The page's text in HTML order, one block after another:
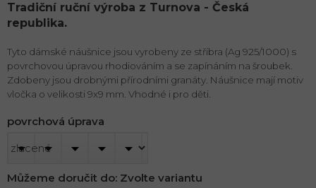
povrchová úprava
Můžeme doručit do: Zvolte variantu
Tradiční ruční výroba z Turnova - Česká
republika.
Tyto dámské náušnice jsou vyrobeny ze stříbra (Ag 925/1000) s
povrchovou úpravou rhodiováním a se zapínáním na šroubek.
Zdobeny jsou drobnými přírodními granáty. Náušnice mají motiv
vločka o velikosti 9x9 mm. Vhodné i pro děti.